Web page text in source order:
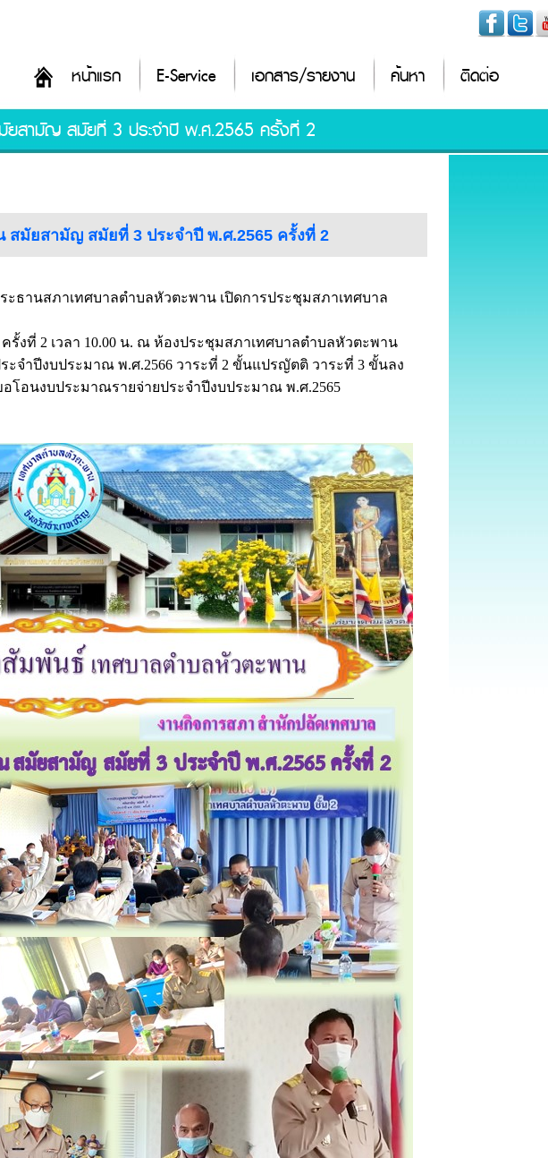
หน้าแรก E-Service เอกสาร/รายงาน ค้นหา ติดต่อ
มัยสามัญ สมัยที่ 3 ประจำปี พ.ศ.2565 ครั้งที่ 2
มัยสามัญ สมัยที่ 3 ประจำปี พ.ศ.2565 ครั้งที่ 2
ธานสภาเทศบาลตำบลหัวตะพาน เปิดการประชุมสภาเทศบาล
งที่ 2 เวลา 10.00 น. ณ ห้องประชุมสภาเทศบาลตำบลหัวตะพาน
จำปีงบประมาณ พ.ศ.2566 วาระที่ 2 ขั้นแปรญัตติ วาระที่ 3 ขั้นลง
อนงบประมาณรายจ่ายประจำปีงบประมาณ พ.ศ.2565